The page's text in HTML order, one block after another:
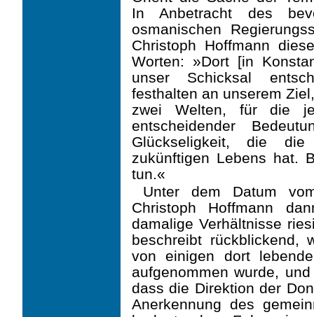
In Anbetracht des
osmanischen
Christoph Hoffmann
Worten: »Dort [in
unser Schicksal
festhalten an unserem
zwei Welten, für die
entscheidender
Glückseligkeit, die
zukünftigen Lebens hat.
tun.«
Unter dem Datum
Christoph Hoffmann
damalige Verhältnisse
beschreibt rückblickend,
von einigen dort
aufgenommen wurde,
dass die Direktion der
Anerkennung des